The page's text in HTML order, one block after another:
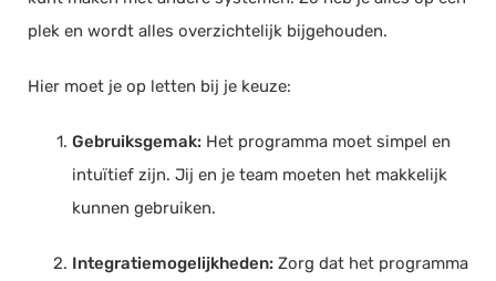
plek en wordt alles overzichtelijk bijgehouden.
Hier moet je op letten bij je keuze:
Gebruiksgemak: Het programma moet simpel en
intuïtief zijn. Jij en je team moeten het makkelijk
kunnen gebruiken.
Integratiemogelijkheden: Zorg dat het programma